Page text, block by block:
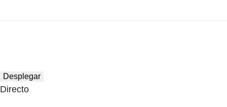
Desplegar
Directo